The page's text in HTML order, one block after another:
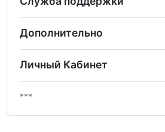
Дополнительно
Личный Кабинет
***